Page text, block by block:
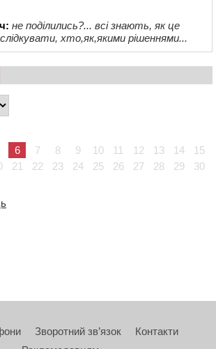
не поділились?... всі знають, як це
хто,як,якими рішеннями...
6 7 8 9 10 11 12 13 14
15
21 22 23 24 25 26 27 28 29
30
Зворотний зв’язок
Контакти